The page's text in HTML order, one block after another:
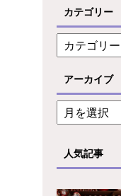
カテゴリー
アーカイブ
人気記事